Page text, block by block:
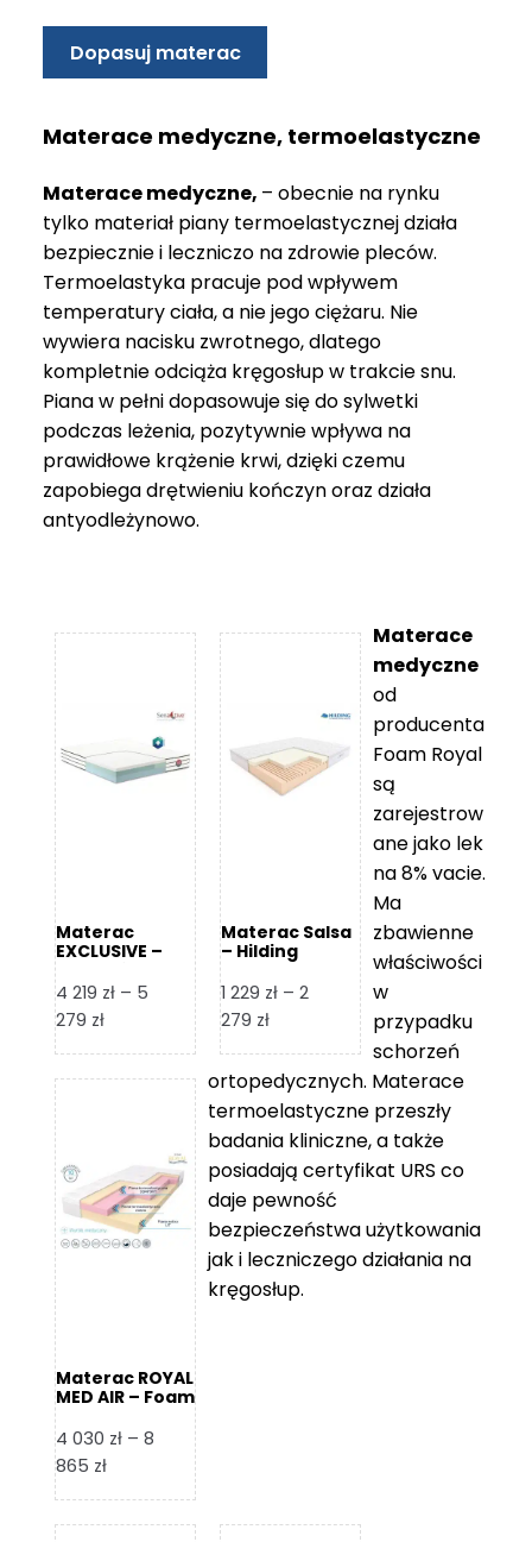
Dopasuj materac
Materace medyczne, termoelastyczne
Materace medyczne, – obecnie na rynku
tylko materiał piany termoelastycznej działa
bezpiecznie i leczniczo na zdrowie pleców.
Termoelastyka pracuje pod wpływem
temperatury ciała, a nie jego ciężaru. Nie
wywiera nacisku zwrotnego, dlatego
kompletnie odciąża kręgosłup w trakcie snu.
Piana w pełni dopasowuje się do sylwetki
podczas leżenia, pozytywnie wpływa na
prawidłowe krążenie krwi, dzięki czemu
zapobiega drętwieniu kończyn oraz działa
antyodleżynowo.
Materac
EXCLUSIVE –
4 219 zł – 5
279 złZakres
od
5
279 zł
Materac Salsa
– Hilding
1 229 zł – 2
279 złZakres
od
1
229 zł
2
279 zł
Materac ROYAL
MED AIR – Foam
4 030 zł – 8
865 złZakres
od
Materace
medyczne
od
producenta
Foam Royal
są
zarejestrow
ane jako lek
na 8% vacie.
Ma
zbawienne
właściwości
w
przypadku
schorzeń
ortopedycznych. Materace
termoelastyczne przeszły
badania kliniczne, a także
posiadają certyfikat URS co
daje pewność
bezpieczeństwa użytkowania
jak i leczniczego działania na
kręgosłup.